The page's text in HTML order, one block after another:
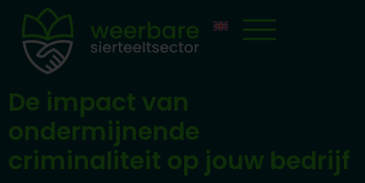
De impact van
ondermijnende
criminaliteit op jouw bedrijf